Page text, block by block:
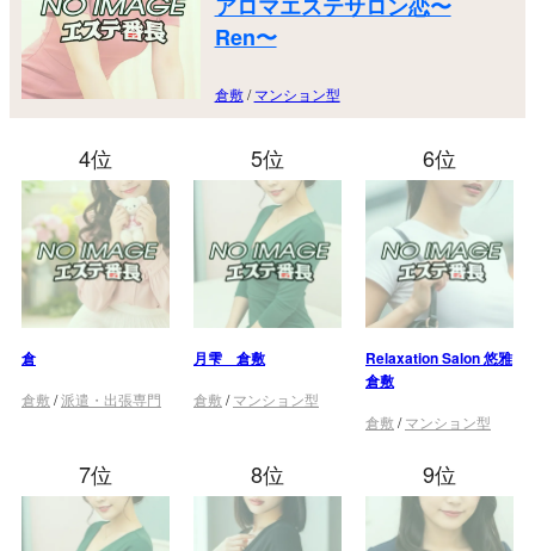
Ren〜
倉敷/マンション型
4位
倉
倉敷 /派遣・出張専門
5位
月雫 倉敷
倉敷 /マンション型
6位
Relaxation Salon 悠雅
倉敷
倉敷 /マンション型
7位 8位 9位